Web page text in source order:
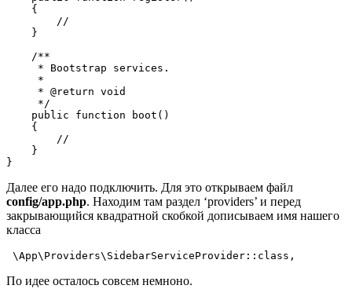
    {
        //
    }
    /**
     * Bootstrap services.
     *
     * @return void
     */
    public function boot()
    {
        //
    }
Далее его надо подключить. Для это открываем файл
config/app.php. Находим там раздел ‘providers’ и перед
закрывающийся квадратной скобкой дописываем имя нашего
класса
\App\Providers\SidebarServiceProvider::class,
По идее осталось совсем немноно.